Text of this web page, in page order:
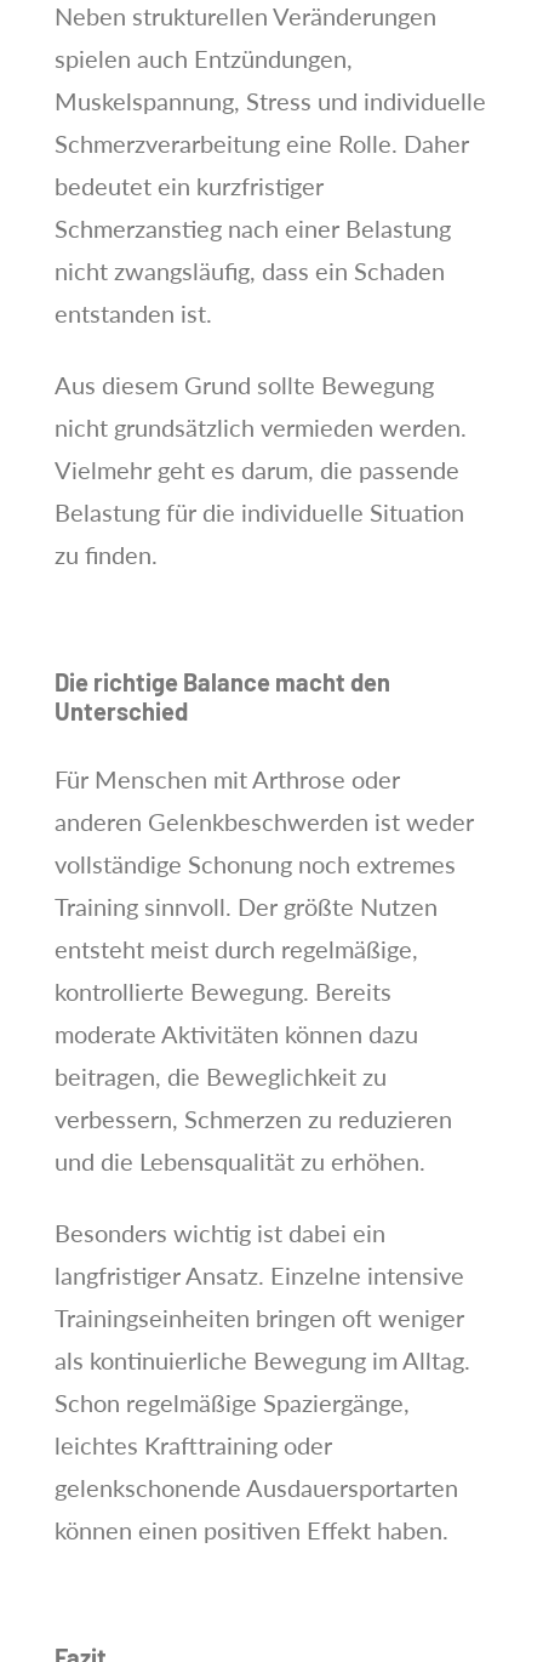
Neben strukturellen Veränderungen
spielen auch Entzündungen,
Muskelspannung, Stress und individuelle
Schmerzverarbeitung eine Rolle. Daher
bedeutet ein kurzfristiger
Schmerzanstieg nach einer Belastung
nicht zwangsläufig, dass ein Schaden
entstanden ist.
Aus diesem Grund sollte Bewegung
nicht grundsätzlich vermieden werden.
Vielmehr geht es darum, die passende
Belastung für die individuelle Situation
zu finden.
Die richtige Balance macht den
Unterschied
Für Menschen mit Arthrose oder
anderen Gelenkbeschwerden ist weder
vollständige Schonung noch extremes
Training sinnvoll. Der größte Nutzen
entsteht meist durch regelmäßige,
kontrollierte Bewegung. Bereits
moderate Aktivitäten können dazu
beitragen, die Beweglichkeit zu
verbessern, Schmerzen zu reduzieren
und die Lebensqualität zu erhöhen.
Besonders wichtig ist dabei ein
langfristiger Ansatz. Einzelne intensive
Trainingseinheiten bringen oft weniger
als kontinuierliche Bewegung im Alltag.
Schon regelmäßige Spaziergänge,
leichtes Krafttraining oder
gelenkschonende Ausdauersportarten
können einen positiven Effekt haben.